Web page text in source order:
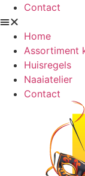
Contact
Home
Assortiment
Huisregels
Naaiatelier
Contact